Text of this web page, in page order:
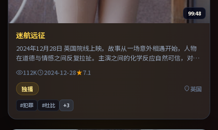
99:48
迷航远征
2024年12月28日 英国院线上映。故事从一场意外相遇开始，人物
在道德与情感之间反复拉扯。主演之间的化学反应自然可信，对手
戏张力贯穿全片。既有类型片爽感，也保留作者表达，口碑潜力不
俗。
112K 2024-12-28
7.1
独播
英国
#犯罪 #杜比 +3